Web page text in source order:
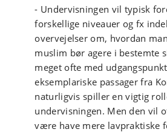
- Undervisningen vil typisk
forskellige niveauer og fx
overvejelser om, hvordan
muslim bør agere i bestemte
meget ofte med
eksemplariske passager fra
naturligvis spiller en vigtig
undervisningen. Men den vil
være have mere lavpraktiske